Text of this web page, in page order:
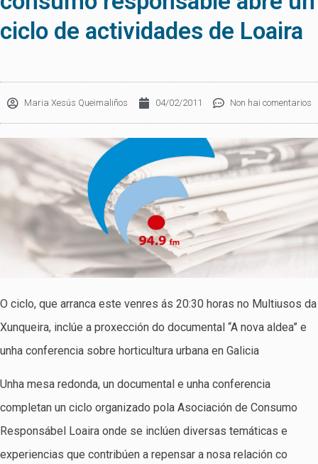
ciclo de actividades de Loaira
Maria Xesús Queimaliños 04/02/2011 Non hai comentarios
O ciclo, que arranca este venres ás 20:30 horas no Multiusos da
Xunqueira, inclúe a proxección do documental “A nova aldea” e
unha conferencia sobre horticultura urbana en Galicia
Unha mesa redonda, un documental e unha conferencia
completan un ciclo organizado pola Asociación de Consumo
Responsábel Loaira onde se inclúen diversas temáticas e
experiencias que contribúen a repensar a nosa relación co